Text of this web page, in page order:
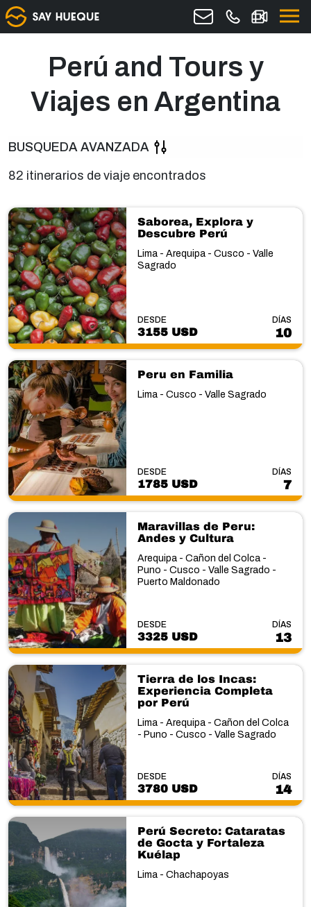
Perú and Tours y
Viajes en Argentina
BUSQUEDA AVANZADA
82 itinerarios de viaje encontrados
Saborea, Explora y
Descubre Perú
Lima - Arequipa - Cusco - Valle
Sagrado
DESDE
3155 USD
DÍAS
10
Peru en Familia
Lima - Cusco - Valle Sagrado
DESDE
1785 USD
DÍAS
7
Maravillas de Peru:
Andes y Cultura
Arequipa - Cañon del Colca -
Puno - Cusco - Valle Sagrado -
Puerto Maldonado
DESDE
3325 USD
DÍAS
13
Tierra de los Incas:
Experiencia Completa
por Perú
Lima - Arequipa - Cañon del Colca
- Puno - Cusco - Valle Sagrado
DESDE
3780 USD
DÍAS
14
Perú Secreto: Cataratas
de Gocta y Fortaleza
Kuélap
Lima - Chachapoyas